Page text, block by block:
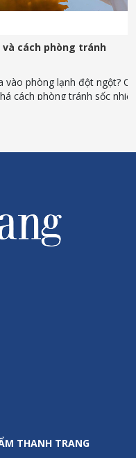
tránh
đột ngột? Cẩn thận kẻo
sốc nhiệt đơn giản,
gay gắt.
THANH TRANG